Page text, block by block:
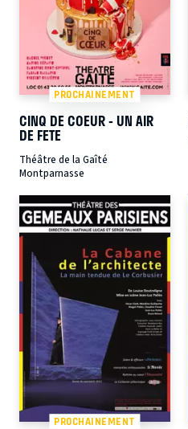
PROCHAINEMENT
CINQ DE COEUR - UN AIR
DE FETE
Théâtre de la Gaîté
Montparnasse
PROCHAINEMENT